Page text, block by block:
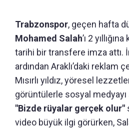
Trabzonspor, geçen hafta
Mohamed Salah’ı 2
tarihi bir transfere imza attı.
ardından Araklı’daki reklam
Mısırlı yıldız, yöresel
görüntülerle sosyal medyayı
"Bizde rüyalar gerçek olur"
video büyük ilgi görürken,